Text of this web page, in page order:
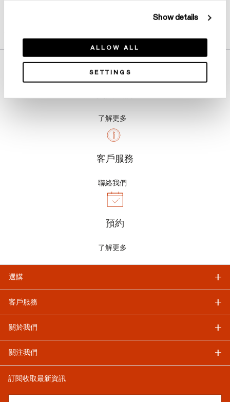
Show details
ALLOW ALL
SETTINGS
了解更多
客戶服務
聯絡我們
預約
了解更多
選購
客戶服務
關於我們
關注我們
訂閱收取最新資訊